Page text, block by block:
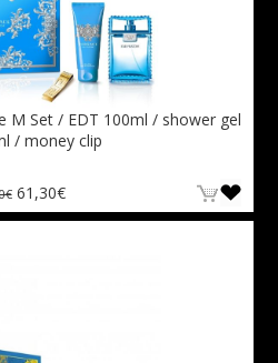
M Set / EDT 100ml / shower gel
/ money clip
61,30€